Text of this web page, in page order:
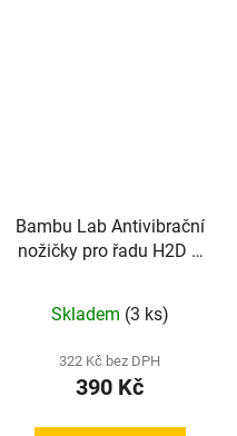
Bambu Lab Antivibrační
nožičky pro řadu H2D a
Skladem (3 ks)
322 Kč bez DPH
390 Kč